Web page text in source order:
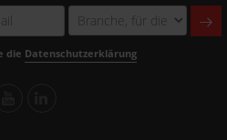
die Datenschutzerklärung